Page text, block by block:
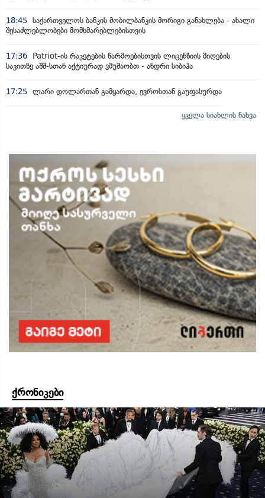
18:45 საქართველოს ბანკის მობილბანკის მორიგი განახლება - ახალი
შესაძლებლობები მომხმარებლებისთვის
17:36
Patriot-ის რაკეტების წარმოებისთვის ლიცენზიის მიღების
საკითზე აშშ-სთან აქტიურად ვმუშაობთ - ანდრი სიბიჰა
17:25 ლარი დოლართან გამყარდა, ევროსთან გაუფასურდა
ყველა სიახლის ნახვა
ქრონიკები